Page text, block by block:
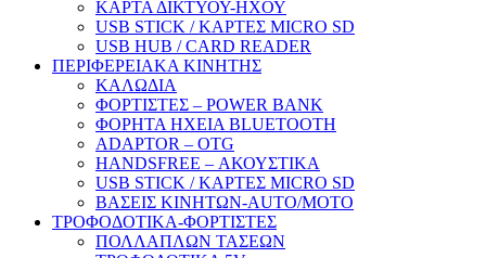
ΚΑΡΤΑ ΔΙΚΤΥΟΥ-ΗΧΟΥ
USB STICK / ΚΑΡΤΕΣ MICRO SD
USB HUB / CARD READER
ΠΕΡΙΦΕΡΕΙΑΚΑ ΚΙΝΗΤΗΣ
ΚΑΛΩΔΙΑ
ΦΟΡΤΙΣΤΕΣ – POWER BANK
ΦΟΡΗΤΑ ΗΧΕΙΑ BLUETOOTH
ADAPTOR – ΟΤG
HANDSFREE – ΑΚΟΥΣΤΙΚΑ
USB STICK / ΚΑΡΤΕΣ MICRO SD
ΒΑΣΕΙΣ ΚΙΝΗΤΩΝ-AUTO/MOTO
ΤΡΟΦΟΔΟΤΙΚΑ-ΦΟΡΤΙΣΤΕΣ
ΠΟΛΛΑΠΛΩΝ ΤΑΣΕΩΝ